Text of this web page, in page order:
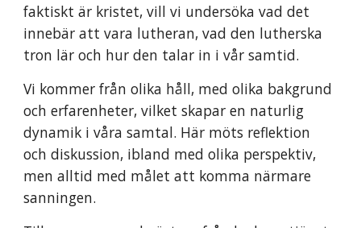
faktiskt är kristet, vill vi undersöka vad det
innebär att vara lutheran, vad den lutherska
tron lär och hur den talar in i vår samtid.
Vi kommer från olika håll, med olika bakgrund
och erfarenheter, vilket skapar en naturlig
dynamik i våra samtal. Här möts reflektion
och diskussion, ibland med olika perspektiv,
men alltid med målet att komma närmare
sanningen.